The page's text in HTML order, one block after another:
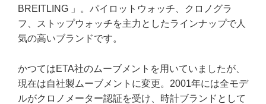
BREITLING 」。パイロットウォッチ、クロノグラ
フ、ストップウォッチを主力としたラインナップで人
気の高いブランドです。
かつてはETA社のムーブメントを用いていましたが、
現在は自社製ムーブメントに変更。2001年には全モデ
ルがクロノメーター認証を受け、時計ブランドとして